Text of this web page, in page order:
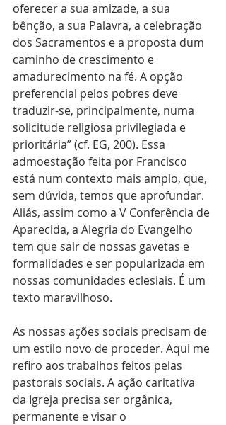
oferecer a sua amizade, a sua
bênção, a sua Palavra, a celebração
dos Sacramentos e a proposta dum
caminho de crescimento e
amadurecimento na fé. A opção
preferencial pelos pobres deve
traduzir-se, principalmente, numa
solicitude religiosa privilegiada e
prioritária” (cf. EG, 200). Essa
admoestação feita por Francisco
está num contexto mais amplo, que,
sem dúvida, temos que aprofundar.
Aliás, assim como a V Conferência de
Aparecida, a Alegria do Evangelho
tem que sair de nossas gavetas e
formalidades e ser popularizada em
nossas comunidades eclesiais. É um
texto maravilhoso.
As nossas ações sociais precisam de
um estilo novo de proceder. Aqui me
refiro aos trabalhos feitos pelas
pastorais sociais. A ação caritativa
da Igreja precisa ser orgânica,
permanente e visar o